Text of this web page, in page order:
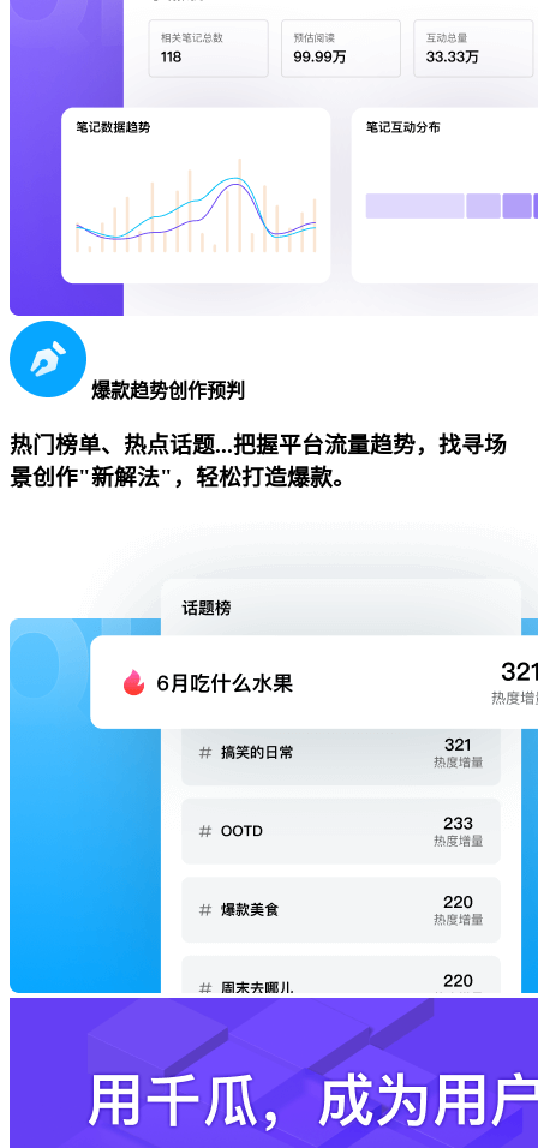
爆款趋势创作预判
热门榜单、热点话题...把握平台流量趋势，找寻场
景创作"新解法"，轻松打造爆款。